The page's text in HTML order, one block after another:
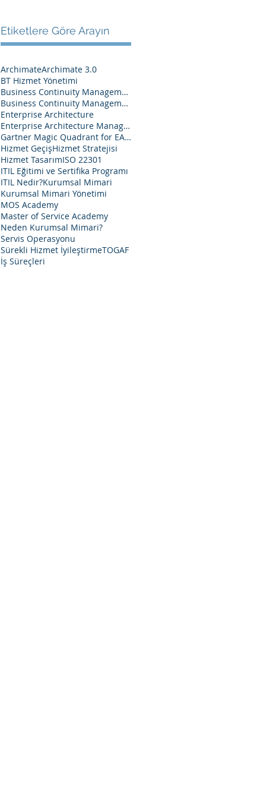
Etiketlere Göre Arayın
ArchimateArchimate 3.0
BT Hizmet Yönetimi
Business Continuity Management
Business Continuity Management System
Enterprise Architecture
Enterprise Architecture Management
Gartner Magic Quadrant for EA Tools 2020
Hizmet GeçişHizmet Stratejisi
Hizmet TasarımISO 22301
ITIL Eğitimi ve Sertifika Programı
ITIL Nedir?Kurumsal Mimari
Kurumsal Mimari Yönetimi
MOS Academy
Master of Service Academy
Neden Kurumsal Mimari?
Servis Operasyonu
Sürekli Hizmet İyileştirmeTOGAF
İş Süreçleri